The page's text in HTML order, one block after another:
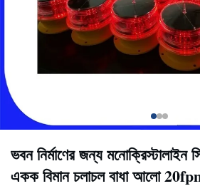
ভবন নির্মাণের জন্য
একক বিমান চলাচল বাধা আলো